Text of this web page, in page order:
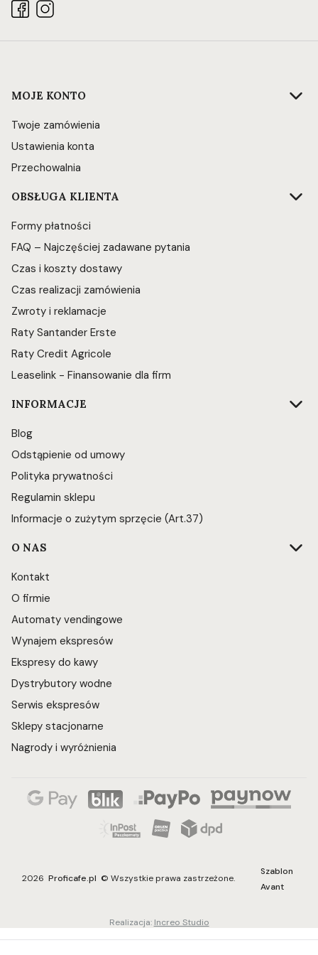
Linki w stopce
MOJE KONTO
Twoje zamówienia
Ustawienia konta
Przechowalnia
OBSŁUGA KLIENTA
Formy płatności
FAQ – Najczęściej zadawane pytania
Czas i koszty dostawy
Czas realizacji zamówienia
Zwroty i reklamacje
Raty Santander Erste
Raty Credit Agricole
Leaselink - Finansowanie dla firm
INFORMACJE
Blog
Odstąpienie od umowy
Polityka prywatności
Regulamin sklepu
Informacje o zużytym sprzęcie (Art.37)
O NAS
Kontakt
O firmie
Automaty vendingowe
Wynajem ekspresów
Ekspresy do kawy
Dystrybutory wodne
Serwis ekspresów
Sklepy stacjonarne
Nagrody i wyróżnienia
2026 Proficafe.pl © Wszystkie prawa zastrzeżone.
Szablon
Avant
Realizacja: Increo Studio